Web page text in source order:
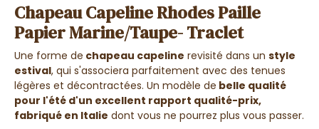
Chapeau Capeline Rhodes Paille
Papier Marine/Taupe- Traclet
Une forme de chapeau capeline revisité dans un style
estival, qui s'associera parfaitement avec des tenues
légères et décontractées. Un modèle de belle qualité
pour l'été d'un excellent rapport qualité-prix,
fabriqué en Italie dont vous ne pourrez plus vous passer.